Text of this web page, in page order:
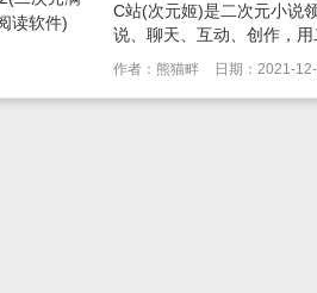
C站(次元姬)是二次元小说
说、聊天、互动、创作，
作者：熊猫畔 日期：2021-